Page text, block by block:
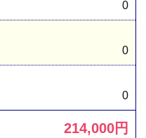
0
0
0
214,000円